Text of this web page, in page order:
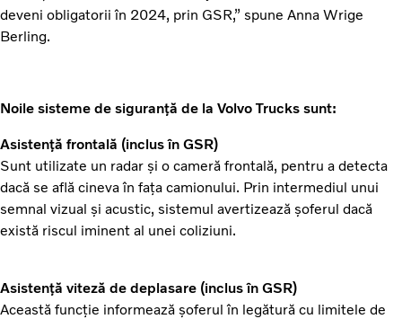
deveni obligatorii în 2024, prin GSR,” spune Anna Wrige
Berling.
Noile sisteme de siguranță de la Volvo Trucks sunt:
Asistență frontală (inclus în GSR)
Sunt utilizate un radar și o cameră frontală, pentru a detecta
dacă se află cineva în fața camionului. Prin intermediul unui
semnal vizual și acustic, sistemul avertizează șoferul dacă
există riscul iminent al unei coliziuni.
Asistență viteză de deplasare (inclus în GSR)
Această funcție informează șoferul în legătură cu limitele de